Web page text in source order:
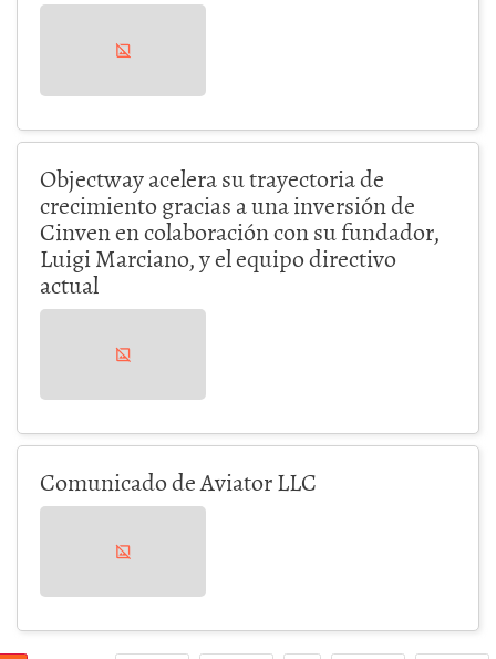
Objectway acelera su trayectoria de
crecimiento gracias a una inversión de
Cinven en colaboración con su fundador,
Luigi Marciano, y el equipo directivo
actual
Comunicado de Aviator LLC